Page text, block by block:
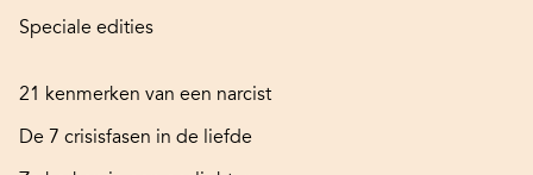
Speciale edities
21 kenmerken van een narcist
De 7 crisisfasen in de liefde